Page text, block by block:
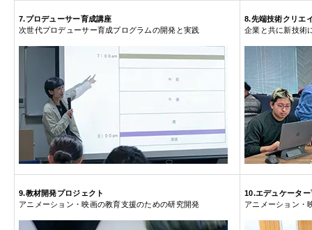
7.プロデューサー育成講座
次世代プロデューサー育成プログラムの開発と実践
8.先端技術クリエ
企業と共に新技術
9.教材開発プロジェクト
アニメーション・映画の教育支援のための研究開発
10.エデュケータ
アニメーション・